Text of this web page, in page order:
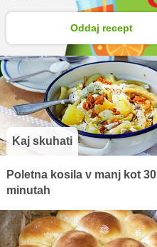
Oddaj recept
Kaj skuhati
Poletna kosila v manj kot 30
minutah